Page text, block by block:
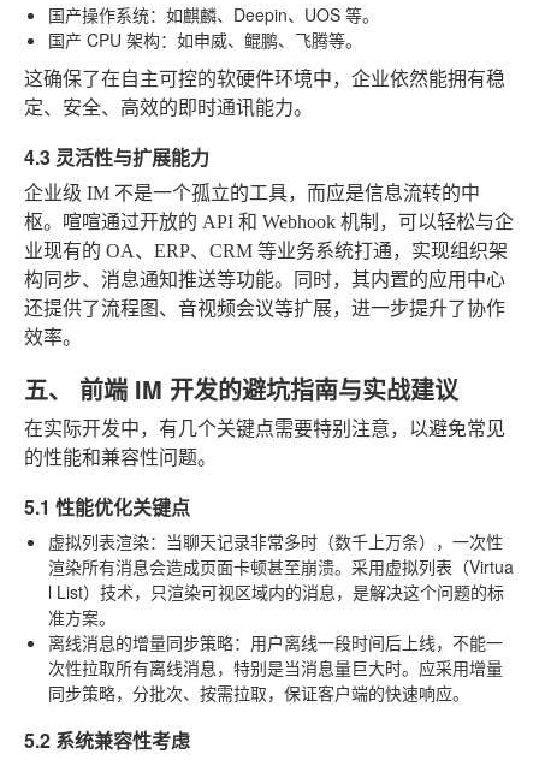
国产操作系统：如麒麟、Deepin、UOS 等。
国产 CPU 架构：如申威、鲲鹏、飞腾等。
这确保了在自主可控的软硬件环境中，企业依然能拥有稳
定、安全、高效的即时通讯能力。
4.3 灵活性与扩展能力
企业级 IM 不是一个孤立的工具，而应是信息流转的中
枢。喧喧通过开放的 API 和 Webhook 机制，可以轻松与企
业现有的 OA、ERP、CRM 等业务系统打通，实现组织架
构同步、消息通知推送等功能。同时，其内置的应用中心
还提供了流程图、音视频会议等扩展，进一步提升了协作
效率。
五、 前端 IM 开发的避坑指南与实战建议
在实际开发中，有几个关键点需要特别注意，以避免常见
的性能和兼容性问题。
5.1 性能优化关键点
虚拟列表渲染：当聊天记录非常多时（数千上万条），一次性
渲染所有消息会造成页面卡顿甚至崩溃。采用虚拟列表（Virtua
l List）技术，只渲染可视区域内的消息，是解决这个问题的标
准方案。
离线消息的增量同步策略：用户离线一段时间后上线，不能一
次性拉取所有离线消息，特别是当消息量巨大时。应采用增量
同步策略，分批次、按需拉取，保证客户端的快速响应。
5.2 系统兼容性考虑